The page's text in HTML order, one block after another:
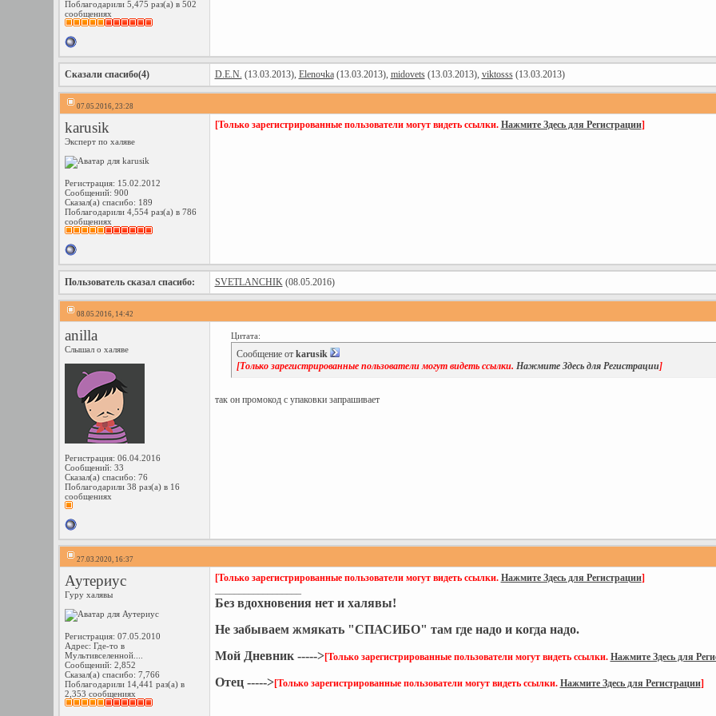
Поблагодарили 5,475 раз(а) в 502
сообщениях
Сказали спасибо(4) D.E.N. (13.03.2013), Elenoчka(13.03.2013), midovets(13.03.2013), viktosss(13.03.2013)
07.05.2016, 23:28
karusik
Эксперт по халяве
Регистрация: 15.02.2012
Сообщений: 900
Сказал(а) спасибо: 189
Поблагодарили 4,554 раз(а) в 786
сообщениях
[Только зарегистрированные пользователи могут видеть ссылки. Нажмите Здесь для Регистрации]
Пользователь сказал cпасибо: SVETLANCHIK(08.05.2016)
08.05.2016, 14:42
anilla
Слышал о халяве
Регистрация: 06.04.2016
Сообщений: 33
Сказал(а) спасибо: 76
Поблагодарили 38 раз(а) в 16
сообщениях
Цитата:
Сообщение от karusik
[Только зарегистрированные пользователи могут видеть ссылки. Нажмите Здесь для Регистрации]
так он промокод с упаковки запрашивает
27.03.2020, 16:37
Аутериус
Гуру халявы
Регистрация: 07.05.2010
Адрес: Где-то в
Мультивселенной....
Сообщений: 2,852
Сказал(а) спасибо: 7,766
Поблагодарили 14,441 раз(а) в
2,353 сообщениях
[Только зарегистрированные пользователи могут видеть ссылки. Нажмите Здесь для Регистрации]
Без вдохновения нет и халявы!
Не забываем жмякать "СПАСИБО" там где надо и когда надо.
Мой Дневник ----->[Только зарегистрированные пользователи могут видеть ссылки. Нажмите Здесь для
Отец ----->[Только зарегистрированные пользователи могут видеть ссылки. Нажмите Здесь для Регистрации]